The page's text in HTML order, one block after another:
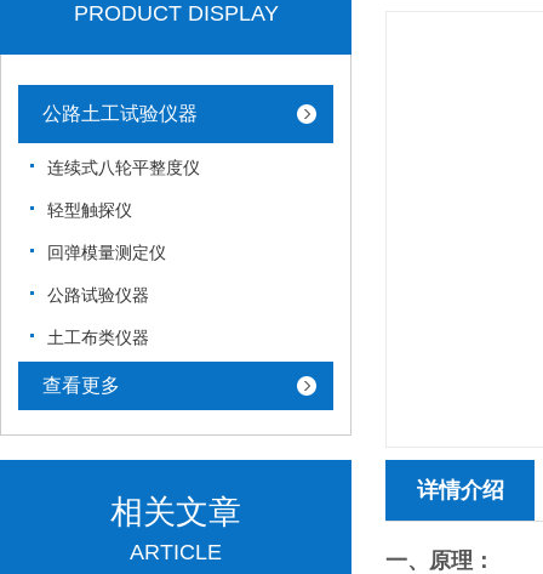
PRODUCT DISPLAY
公路土工试验仪器
连续式八轮平整度仪
轻型触探仪
回弹模量测定仪
公路试验仪器
土工布类仪器
查看更多
相关文章
ARTICLE
详情介绍
一、原理：